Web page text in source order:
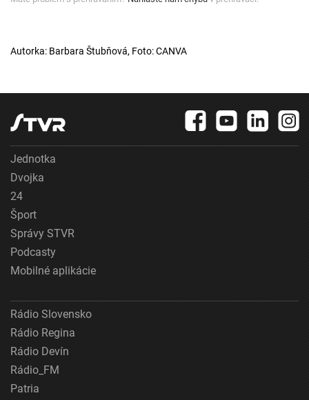
Autorka: Barbara Štubňová, Foto: CANVA
Jednotka
Dvojka
24
Šport
Správy STVR
Podcasty
Mobilné aplikácie
Rádio Slovensko
Rádio Regina
Rádio Devín
Rádio_FM
Patria